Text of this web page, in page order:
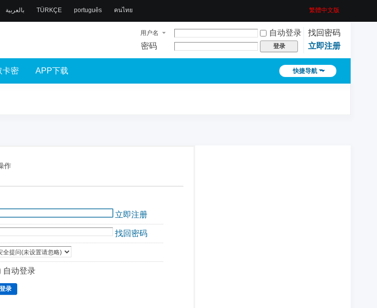
بالعربية TÜRKÇE português คนไทย 繁體中文版
用户名 自动登录
找回密码
密码
登录 立即注册
快捷导航
卡密 APP下载
作
立即注册
找回密码
自动登录
登录